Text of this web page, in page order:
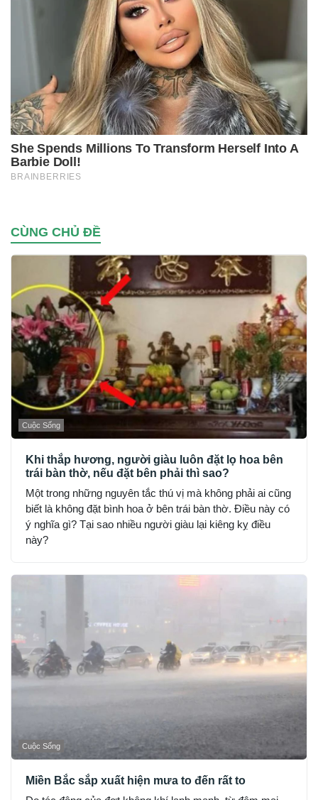
CÙNG CHỦ ĐỀ
Cuộc Sống
Khi thắp hương, người giàu luôn đặt lọ hoa bên
trái bàn thờ, nếu đặt bên phải thì sao?
Một trong những nguyên tắc thú vị mà không phải ai cũng
biết là không đặt bình hoa ở bên trái bàn thờ. Điều này có
ý nghĩa gì? Tại sao nhiều người giàu lại kiêng kỵ điều
này?
Cuộc Sống
Miền Bắc sắp xuất hiện mưa to đến rất to